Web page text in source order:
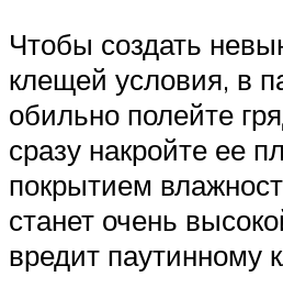
Чтобы создать
клещей условия, в
обильно полейте
сразу накройте ее
покрытием
станет очень
вредит паутинному